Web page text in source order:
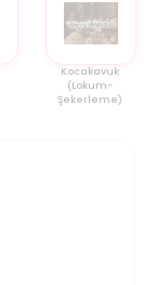
Kocakavuk
(Lokum-
Şekerleme)